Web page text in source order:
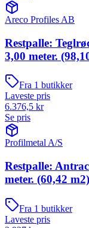
Areco Profiles AB
Restpalle:
3,00 meter.
Fra 1 butikker
Laveste pris
6.376,5 kr
Se pris
Profilmetal A/S
Restpalle:
meter. (60,42
Fra 1 butikker
Laveste pris